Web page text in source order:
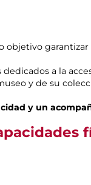
a la
y de su
y un